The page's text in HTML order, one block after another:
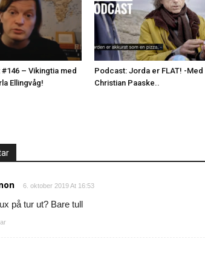
– Vikingtia med
Ellingvåg!
Podcast: Jorda er FLAT! -Med
Christian Paaske..
6. oktober 2019 At 16:53
på tur ut? Bare tull